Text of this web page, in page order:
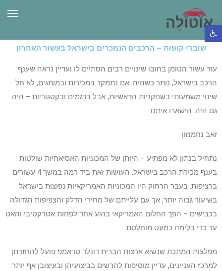
פתח סרגל נגישות
שוברי קופות – הרכבים הנמכרים בישראל בעשור האחרון
עוד עשור הטומן בחובו שינויים רבים הסתיים לו ועדיין נראה שענף
הרכב בישראל, נותר כשהיה. אם נתמקד במכירות ובמותגים, לא חל
שינוי משמעותי בשחקניות הראשיות, אבל בדגמים ובקטגוריות – היה
גם היה. הישארו איתנו
זאב נחמנזון
נתחיל בנתון לא מפתיע – היותן של המכוניות האסיאתיות שולטות
בענף מכירת הרכב בישראל, העושות זאת ביד רמה במשך 4 עשורים
ברציפות. בעבר הרחוק היו המכוניות האמריקאיות נפוצות בישראל
בשיעור גבוה יותר, אך עם עלייתם של מחירי הדלק והצפיפות הגדולה
בכבישים – הפך החלום האמריקאי ברגע אחד לפחות אטרקטיבי והאט
עד כדי בלימה כמעט מוחלטת.
מפלצות המתכת שנשיא ארצות הברית דונלד טראמפ פועל להחזרתן
למרכז העניינים, עדיין מוסיפות להרשים בביצועיהן ובעיצובן אף יותר.